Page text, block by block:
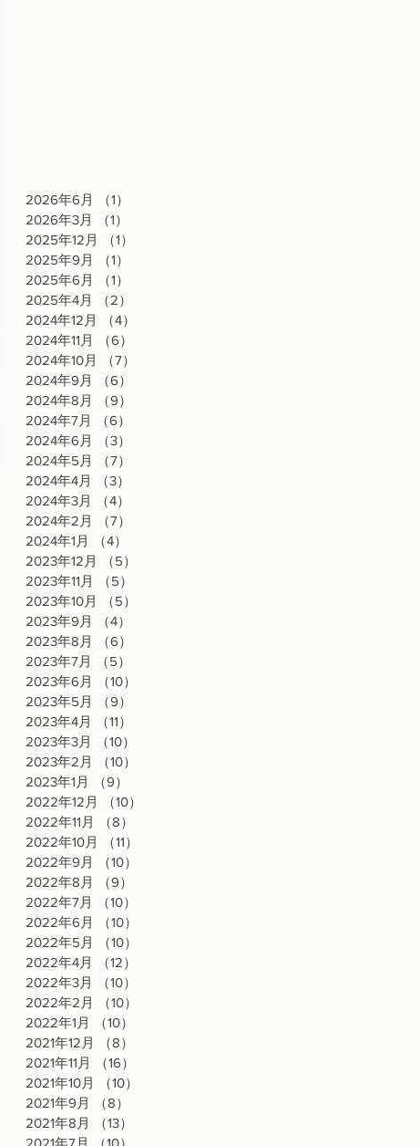
2026年6月 （1）
2026年3月
（1）
2025年12月
（1）
2025年9月
（1）
2025年6月
（1）
2025年4月
（2）
2024年12月
（4）
2024年11月
（6）
2024年10月
（7）
2024年9月
（6）
2024年8月
（9）
2024年7月
（6）
2024年6月
（3）
2024年5月
（7）
2024年4月
（3）
2024年3月
（4）
2024年2月
（7）
2024年1月
（4）
2023年12月
（5）
2023年11月
（5）
2023年10月
（5）
2023年9月
（4）
2023年8月
（6）
2023年7月
（5）
2023年6月
（10）
2023年5月
（9）
2023年4月
（11）
2023年3月
（10）
2023年2月
（10）
2023年1月
（9）
2022年12月
（10）
2022年11月
（8）
2022年10月
（11）
2022年9月
（10）
2022年8月
（9）
2022年7月
（10）
2022年6月
（10）
2022年5月
（10）
2022年4月
（12）
2022年3月
（10）
2022年2月
（10）
2022年1月
（10）
2021年12月
（8）
2021年11月
（16）
2021年10月
（10）
2021年9月
（8）
2021年8月
（13）
2021年7月
（10）